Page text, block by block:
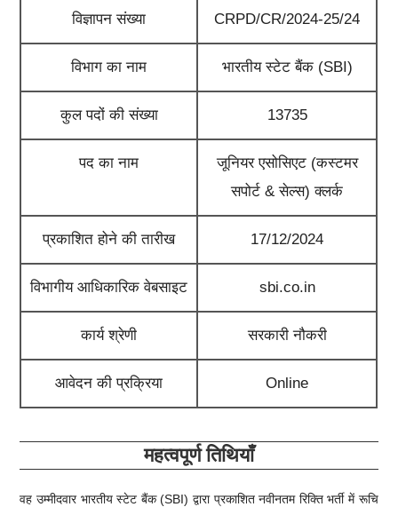
विज्ञापन संख्या CRPD/CR/2024-25/24
विभाग का नाम भारतीय स्टेट बैंक (SBI)
कुल पदों की संख्या 13735
पद का नाम
जूनियर एसोसिएट (कस्टमर
सपोर्ट & सेल्स)क्लर्क
प्रकाशित होने की तारीख 17/12/2024
विभागीय आधिकारिक वेबसाइट sbi.co.in
कार्य श्रेणी सरकारी नौकरी
आवेदन की प्रक्रिया Online
महत्वपूर्ण तिथियाँ
वह उम्मीदवार भारतीय स्टेट बैंक (SBI) द्वारा प्रकाशित नवीनतम रिक्ति भर्ती में रूचि